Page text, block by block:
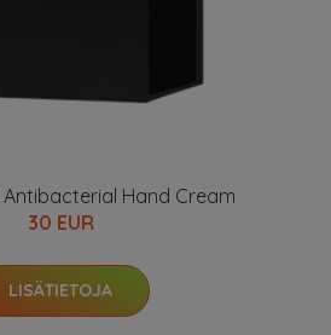
Antibacterial Hand Cream
30 EUR
LISÄTIETOJA